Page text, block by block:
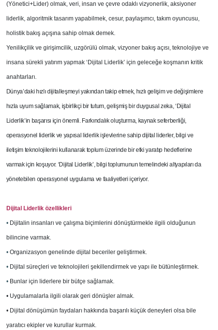
(Yönetici+Lider) olmak, veri, insan ve çevre odaklı vizyonerlik, aksiyoner
liderlik, algoritmik tasarım yapabilmek, cesur, paylaşımcı, takım oyuncusu,
holistik bakış açışına sahip olmak demek.
Yenilikçilik ve girişimcilik, uzgörülü olmak, vizyoner bakış açısı, teknolojiye ve
insana sürekli yatırım yapmak ‘Dijital Liderlik’ için geleceğe koşmanın kritik
anahtarları.
Dünya’daki hızlı dijitalleşmeyi yakından takip etmek, hızlı gelişim ve değişimlere
hızla uyum sağlamak, işbirlikçi bir tutum, gelişmiş bir duygusal zeka, ‘Dijital
Liderlik’in başarısı için önemli. Farkındalık oluşturma, kaynak seferberliği,
operasyonel liderlik ve yapısal liderlik işlevlerine sahip dijital liderler, bilgi ve
iletişim teknolojilerini kullanarak toplum üzerinde bir etki yaratıp hedeflerine
varmak için koşuyor. ‘Dijital Liderlik’, bilgi toplumunun temelindeki altyapıları da
yönetebilen operasyonel uygulama ve faaliyetleri içeriyor.
Dijital Liderlik özellikleri
•Dijitalin insanları ve çalışma biçimlerini dönüştürmekle ilgili olduğunun
bilincine varmak.
•Organizasyon genelinde dijital beceriler geliştirmek.
•Dijital süreçleri ve teknolojileri şekillendirmek ve yapı ile bütünleştirmek.
•Bunlar için liderlere bir bütçe sağlamak.
• Uygulamalarla ilgili olarak geri dönüşler almak.
• Dijital dönüşümün faydaları hakkında başarılı küçük deneyleri olsa bile
yaratıcı ekipler ve kurullar kurmak.